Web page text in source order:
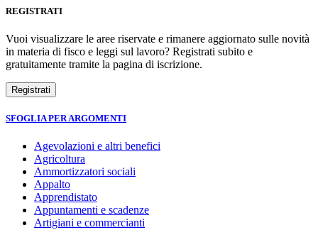
REGISTRATI
Vuoi visualizzare le aree riservate e rimanere aggiornato sulle novità
in materia di fisco e leggi sul lavoro? Registrati subito e
gratuitamente tramite la pagina di iscrizione.
SFOGLIA PER ARGOMENTI
Agevolazioni e altri benefici
Agricoltura
Ammortizzatori sociali
Appalto
Apprendistato
Appuntamenti e scadenze
Artigiani e commercianti